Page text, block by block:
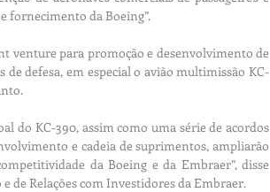
fornecimento da Boeing”.
venture para promoção e desenvolvimento de
defesa, em especial o avião multimissão KC-
do KC-390, assim como uma série de acordos
e cadeia de suprimentos, ampliarão
da Boeing e da Embraer”, disse
de Relações com Investidores da Embraer.